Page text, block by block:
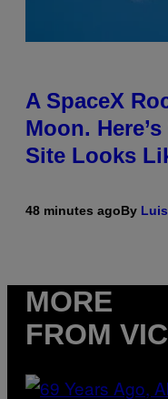
A SpaceX
Moon.
Site Looks
48 minutes agoBy
MORE
FROM